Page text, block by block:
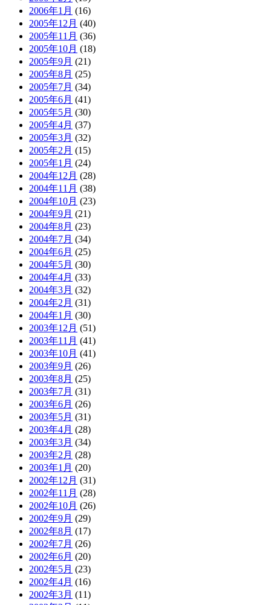
2006年1月 (16)
2005年12月 (40)
2005年11月 (36)
2005年10月 (18)
2005年9月 (21)
2005年8月 (25)
2005年7月 (34)
2005年6月 (41)
2005年5月 (30)
2005年4月 (37)
2005年3月 (32)
2005年2月 (15)
2005年1月 (24)
2004年12月 (28)
2004年11月 (38)
2004年10月 (23)
2004年9月 (21)
2004年8月 (23)
2004年7月 (34)
2004年6月 (25)
2004年5月 (30)
2004年4月 (33)
2004年3月 (32)
2004年2月 (31)
2004年1月 (30)
2003年12月 (51)
2003年11月 (41)
2003年10月 (41)
2003年9月 (26)
2003年8月 (25)
2003年7月 (31)
2003年6月 (26)
2003年5月 (31)
2003年4月 (28)
2003年3月 (34)
2003年2月 (28)
2003年1月 (20)
2002年12月 (31)
2002年11月 (28)
2002年10月 (26)
2002年9月 (29)
2002年8月 (17)
2002年7月 (26)
2002年6月 (20)
2002年5月 (23)
2002年4月 (16)
2002年3月 (11)